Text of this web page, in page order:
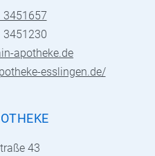
3451657
3451230
apotheke.de
esslingen.de/
43